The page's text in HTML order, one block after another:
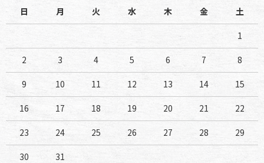
日
月 火 水 木 金 土
1
2 3 4 5 6 7 8
9 10 11 12 13 14 15
16 17 18 19 20 21 22
23 24 25 26 27 28 29
30 31